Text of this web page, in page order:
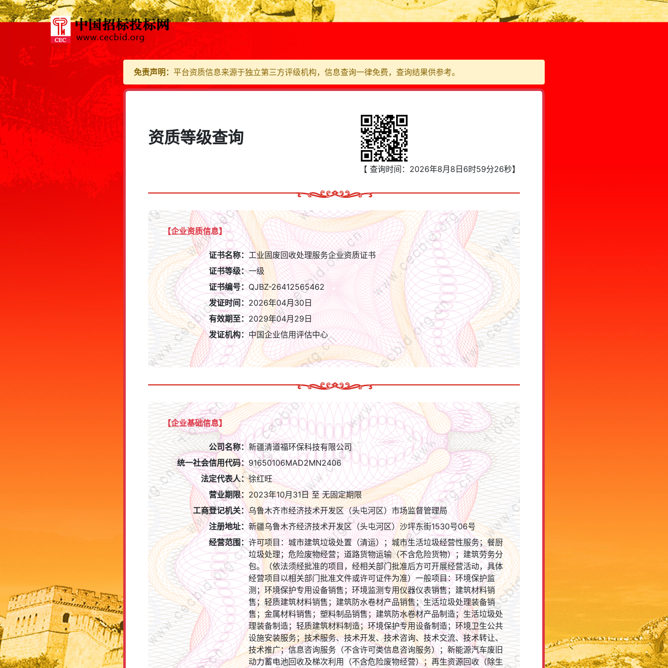
免责声明：平台资质信息来源于独立第三方评级机构，信息查询一律免费，查询结果供参考。
资质等级查询
【 查询时间： 2026年8月8日6时59分26秒】
【企业资质信息】
证书名称：工业固废回收处理服务企业资质证书
证书等级：一级
证书编号：QJBZ-26412565462
发证时间：2026年04月30日
有效期至：2029年04月29日
发证机构：中国企业信用评估中心
【企业基础信息】
公司名称：新疆清道福环保科技有限公司
统一社会信用代码：91650106MAD2MN2406
法定代表人：徐红旺
营业期限：2023年10月31日至无固定期限
工商登记机关：乌鲁木齐市经济技术开发区（头屯河区）市场监督管理局
注册地址：新疆乌鲁木齐经济技术开发区（头屯河区）沙坪东街1530号06号
经营范围：许可项目：城市建筑垃圾处置（清运）；城市生活垃圾经营性服务；餐厨
垃圾处理；危险废物经营；道路货物运输（不含危险货物）；建筑劳务分
包。（依法须经批准的项目，经相关部门批准后方可开展经营活动，具体
经营项目以相关部门批准文件或许可证件为准）一般项目：环境保护监
测；环境保护专用设备销售；环境监测专用仪器仪表销售；建筑材料销
售；轻质建筑材料销售；建筑防水卷材产品销售；生活垃圾处理装备销
售；金属材料销售；塑料制品销售；建筑防水卷材产品制造；生活垃圾处
理装备制造；轻质建筑材料制造；环境保护专用设备制造；环境卫生公共
设施安装服务；技术服务、技术开发、技术咨询、技术交流、技术转让、
技术推广；信息咨询服务（不含许可类信息咨询服务）；新能源汽车废旧
动力蓄电池回收及梯次利用（不含危险废物经营）；再生资源回收（除生